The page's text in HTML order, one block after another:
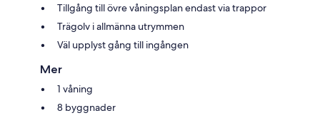
Tillgång till övre våningsplan endast via trappor
Trägolv i allmänna utrymmen
Väl upplyst gång till ingången
Mer
1 våning
8 byggnader